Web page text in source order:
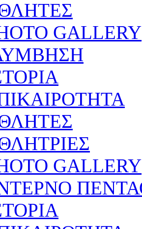
GALLERY
GALLERY